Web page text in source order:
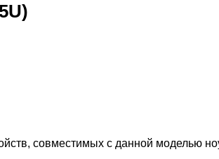
совместимых с данной моделью